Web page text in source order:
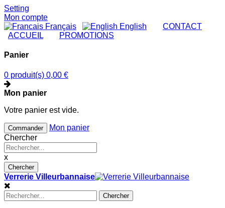
Setting
Mon compte
Français
English CONTACT
ACCUEIL
PROMOTIONS
Panier
0 produit(s) 0,00 €
Mon panier
Votre panier est vide.
Commander
Mon panier
Chercher
x
Chercher
Verrerie Villeurbannaise
Chercher